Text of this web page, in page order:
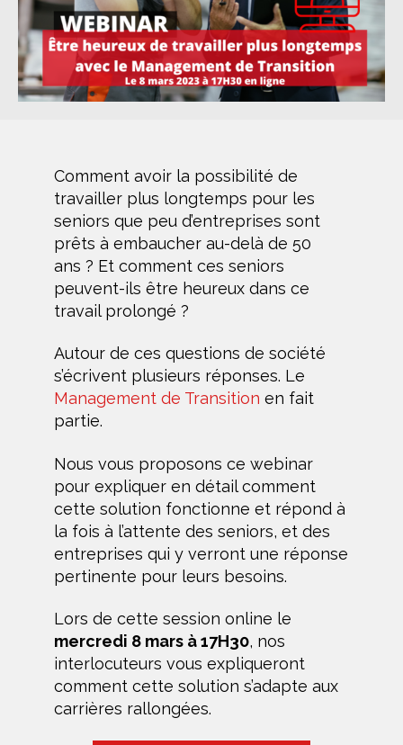
Comment avoir la possibilité de
travailler plus longtemps pour les
seniors que peu d’entreprises sont
prêts à embaucher au-delà de 50
ans ? Et comment ces seniors
peuvent-ils être heureux dans ce
travail prolongé ?
Autour de ces questions de société
s’écrivent plusieurs réponses. Le
Management de Transition en fait
partie.
Nous vous proposons ce webinar
pour expliquer en détail comment
cette solution fonctionne et répond à
la fois à l’attente des seniors, et des
entreprises qui y verront une réponse
pertinente pour leurs besoins.
Lors de cette session online le
mercredi 8 mars à 17H30, nos
interlocuteurs vous expliqueront
comment cette solution s’adapte aux
carrières rallongées.